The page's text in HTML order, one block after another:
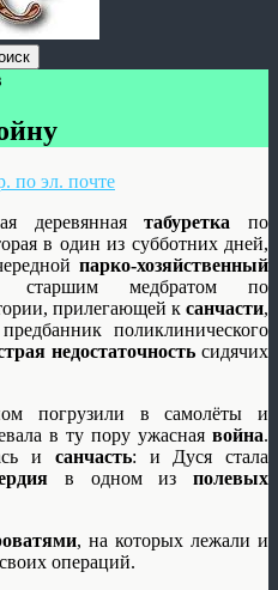
по эл. почте
деревяннаятабуретка по
в один из субботних дней,
парко-хозяйственный
старшим медбратом по
прилегающей к санчасти,
поликлинического
недостаточность сидячих
погрузили в самолёты и
в ту пору ужасная война.
и санчасть: и Дуся стала
в одном изполевых
, на которых лежали и
операций.